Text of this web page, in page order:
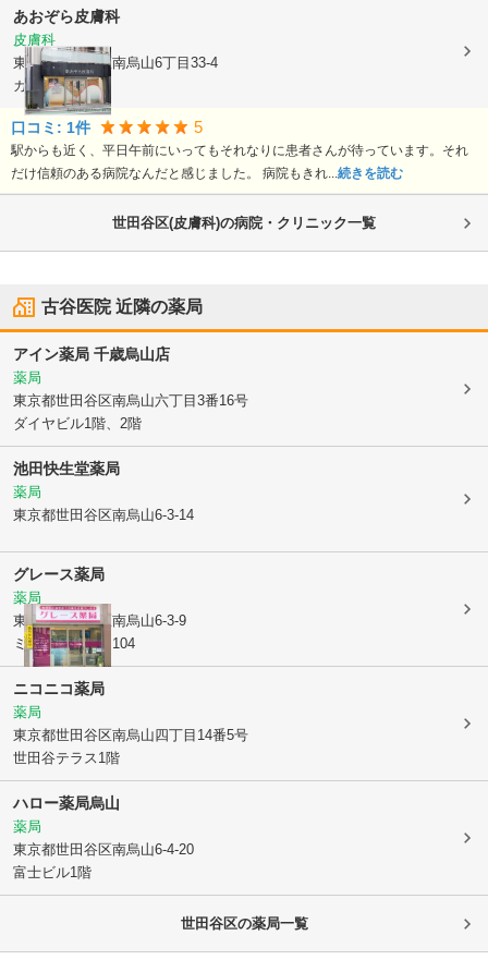
あおぞら皮膚科
皮膚科
東京都世田谷区南烏山6丁目33-4
カーサ烏山1階
口コミ: 1件 5
駅からも近く、平日午前にいってもそれなりに患者さんが待っています。それ
だけ信頼のある病院なんだと感じました。 病院もきれ...続きを読む
世田谷区(皮膚科)の病院・クリニック一覧
古谷医院近隣の薬局
アイン薬局 千歳烏山店
薬局
東京都世田谷区南烏山六丁目3番16号
ダイヤビル1階、2階
池田快生堂薬局
薬局
東京都世田谷区南烏山6-3-14
グレース薬局
薬局
東京都世田谷区南烏山6-3-9
ミール千歳烏山104
ニコニコ薬局
薬局
東京都世田谷区南烏山四丁目14番5号
世田谷テラス1階
ハロー薬局烏山
薬局
東京都世田谷区南烏山6-4-20
富士ビル1階
世田谷区の薬局一覧